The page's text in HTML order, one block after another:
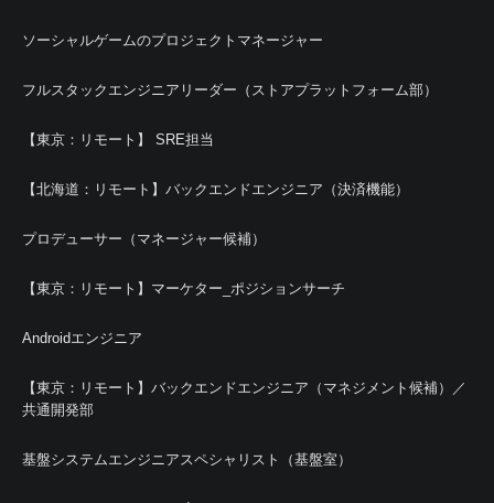
ソーシャルゲームのプロジェクトマネージャー
フルスタックエンジニアリーダー（ストアプラットフォーム部）
【東京：リモート】 SRE担当
【北海道：リモート】バックエンドエンジニア（決済機能）
プロデューサー（マネージャー候補）
【東京：リモート】マーケター_ポジションサーチ
Androidエンジニア
【東京：リモート】バックエンドエンジニア（マネジメント候補）／
共通開発部
基盤システムエンジニアスペシャリスト（基盤室）